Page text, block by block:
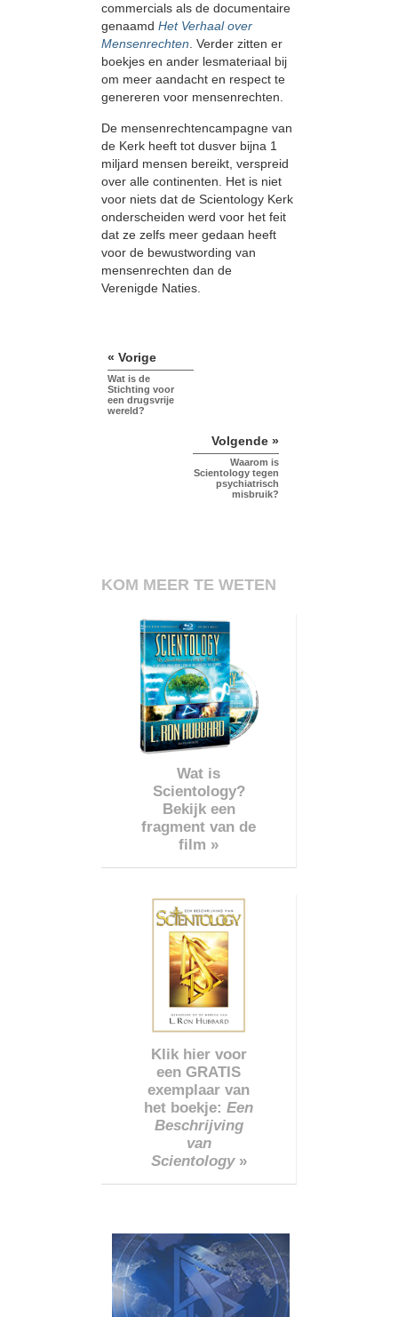
commercials als de documentaire
genaamd Het Verhaal over
Mensenrechten. Verder zitten er
boekjes en ander lesmateriaal bij
om meer aandacht en respect te
genereren voor mensenrechten.
De mensenrechtencampagne van
de Kerk heeft tot dusver bijna 1
miljard mensen bereikt, verspreid
over alle continenten. Het is niet
voor niets dat de Scientology Kerk
onderscheiden werd voor het feit
dat ze zelfs meer gedaan heeft
voor de bewustwording van
mensenrechten dan de
Verenigde Naties.
« Vorige
Wat is de
Stichting voor
een drugsvrije
wereld?
Volgende »
Waarom is
Scientology tegen
psychiatrisch
misbruik?
KOM MEER TE WETEN
Wat is
Scientology?
Bekijk een
fragment van de
film »
Klik hier voor
een GRATIS
exemplaar van
het boekje: Een
Beschrijving
van
Scientology»